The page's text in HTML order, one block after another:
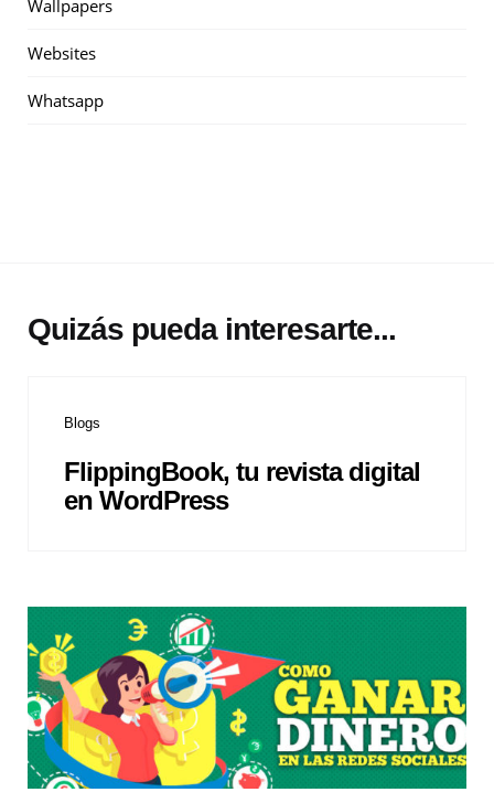
Wallpapers
Websites
Whatsapp
Quizás pueda interesarte...
Blogs
FlippingBook, tu revista digital
en WordPress